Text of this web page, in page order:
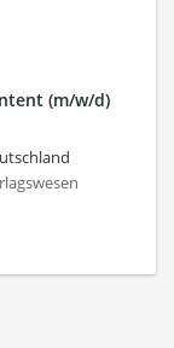
(m/w/d)